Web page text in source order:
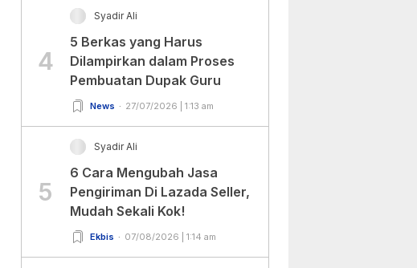
4
Syadir Ali
5 Berkas yang Harus
Dilampirkan dalam Proses
Pembuatan Dupak Guru
News 27/07/2026 | 1:13 am
5
Syadir Ali
6 Cara Mengubah Jasa
Pengiriman Di Lazada Seller,
Mudah Sekali Kok!
Ekbis 07/08/2026 | 1:14 am